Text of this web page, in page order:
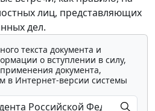
лиц, представляющих
дел.
текста документа и
о вступлении в силу,
документа,
в Интернет-версии системы